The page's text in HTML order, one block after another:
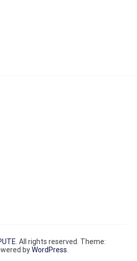
. All rights reserved. Theme:
byWordPress